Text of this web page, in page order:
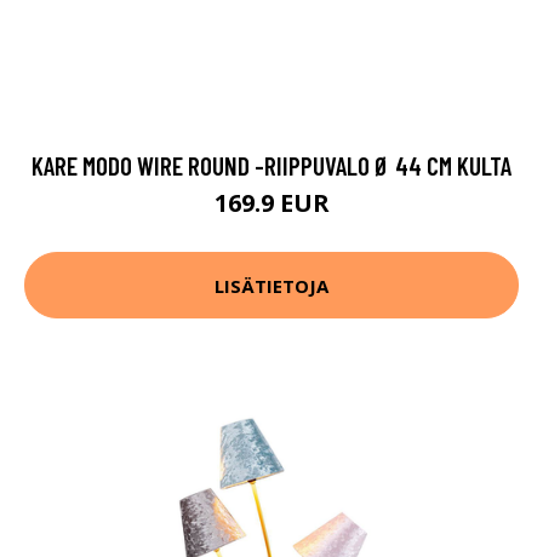
KARE MODO WIRE ROUND -RIIPPUVALO Ø 44 CM KULTA
169.9 EUR
LISÄTIETOJA